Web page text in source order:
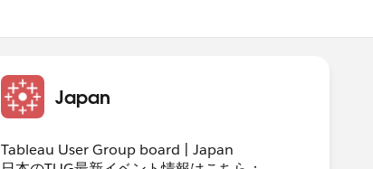
Japan
Tableau User Group board | Japan